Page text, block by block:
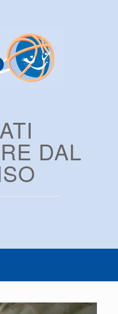
DAL